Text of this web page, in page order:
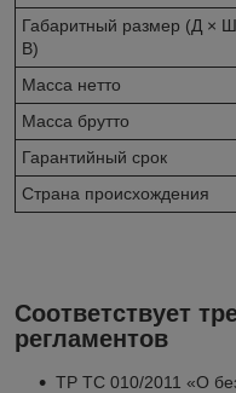
Габаритный размер (Д ×
В)
Масса нетто
Масса брутто
Гарантийный срок
Страна происхождения
Соответствует
регламентов
ТР ТС 010/2011 «О